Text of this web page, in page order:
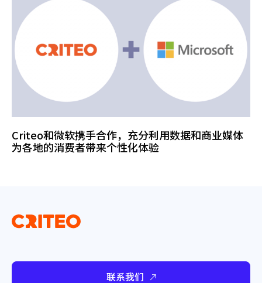
Criteo和微软携手合作，充分利用数据和商业媒体
为各地的消费者带来个性化体验
联系我们